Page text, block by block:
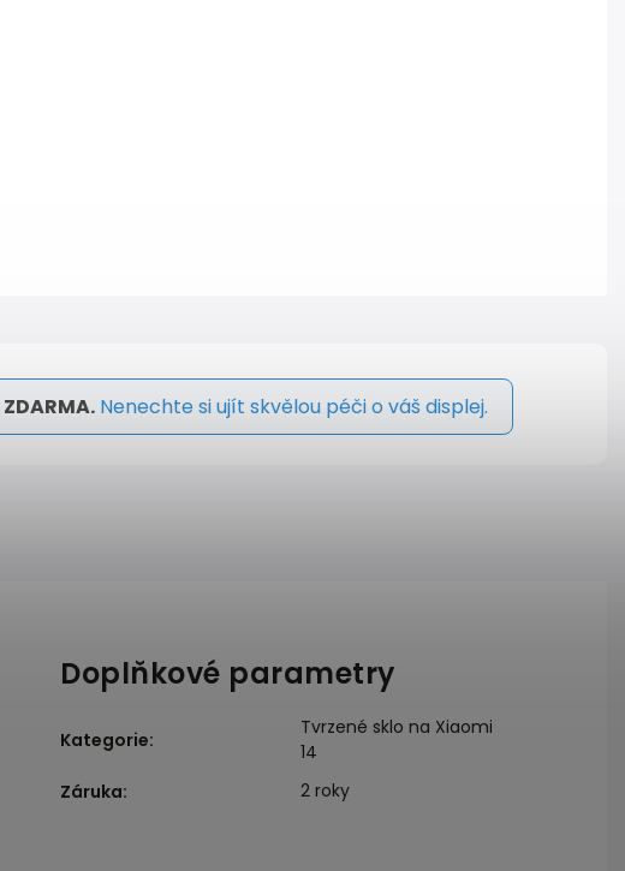
ZDARMA. Nenechte si ujít skvělou péči o váš displej.
Doplňkové parametry
Kategorie:
Tvrzené sklo na Xiaomi
14
Záruka: 2 roky